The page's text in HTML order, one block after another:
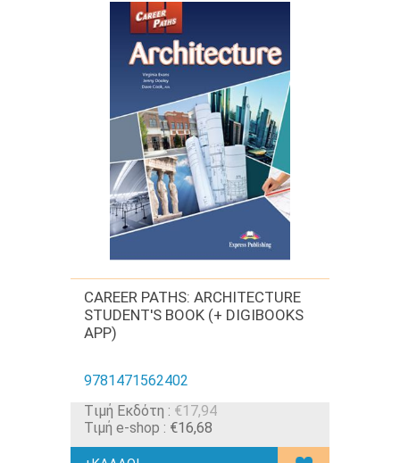
CAREER PATHS: ARCHITECTURE
STUDENT'S BOOK (+ DIGIBOOKS
APP)
9781471562402
Tιμή Εκδότη : €17,94
Τιμή e-shop : €16,68